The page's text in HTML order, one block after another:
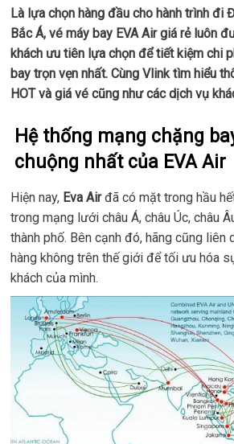
tâm
Là lựa chọn hàng đầu cho hành trình đi
Bắc Á, vé máy bay EVA Air giá rẻ luôn
khách ưu tiên lựa chọn để tiết kiệm chi
bay trọn vẹn nhất. Cùng Vlink tìm hiểu
HOT và giá vé cũng như các dịch vụ
Hệ thống mạng chặng
chuộng nhất của EVA Air
Hiện nay, Eva Airđã có mặt trong hầu
trong mạng lưới châu Á, châu Úc, châu
thành phố. Bên cạnh đó, hãng cũng liên
hàng không trên thế giới để tối ưu hóa
khách của mình.